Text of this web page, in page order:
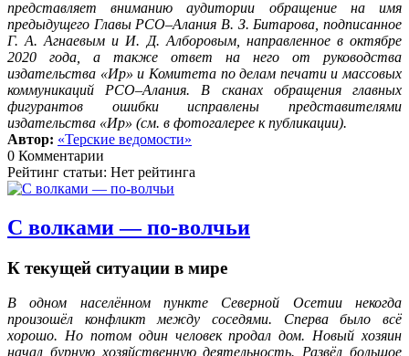
представляет вниманию аудитории обращение на имя
предыдущего Главы РСО–Алания В. З. Битарова, подписанное
Г. А. Агнаевым и И. Д. Алборовым, направленное в октябре
2020 года, а также ответ на него от руководства
издательства «Ир» и Комитета по делам печати и массовых
коммуникаций РСО–Алания. В сканах обращения главных
фигурантов ошибки исправлены представителями
издательства «Ир» (см. в фотогалерее к публикации).
Автор: «Терские ведомости»
0 Комментарии
Рейтинг статьи: Нет рейтинга
С волками — по-волчьи
К текущей ситуации в мире
В одном населённом пункте Северной Осетии некогда
произошёл конфликт между соседями. Сперва было всё
хорошо. Но потом один человек продал дом. Новый хозяин
начал бурную хозяйственную деятельность. Развёл большое